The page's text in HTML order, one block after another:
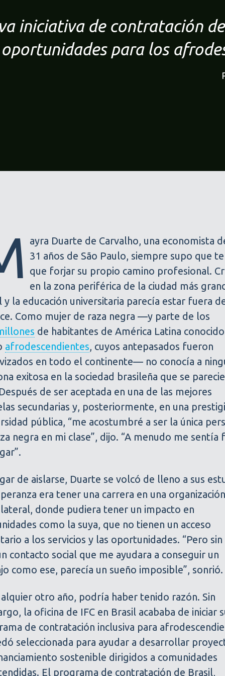
iniciativa de contratación
para los
ayra Duarte de Carvalho, una economista
31 años de São Paulo, siempre supo que
que forjar su propio camino profesional.
en la zona periférica de la ciudad más
y la educación universitaria parecía estar fuera
Como mujer de raza negra —y parte de los
de habitantes de América Latina
afrodescendientes, cuyos antepasados fueron
en todo el continente— no conocía a
exitosa en la sociedad brasileña que se
de ser aceptada en una de las mejores
secundarias y, posteriormente, en una
pública, “me acostumbré a ser la única
negra en mi clase”, dijo. “A menudo me sentía
de aislarse, Duarte se volcó de lleno a sus
era tener una carrera en una organización
donde pudiera tener un impacto en
como la suya, que no tienen un acceso
a los servicios y las oportunidades. “Pero sin
contacto social que me ayudara a conseguir un
como ese, parecía un sueño imposible”, sonrió.
otro año, podría haber tenido razón. Sin
la oficina de IFC en Brasil acababa de iniciar
de contratación inclusiva para
seleccionada para ayudar a desarrollar
sostenible dirigidos a comunidades
El programa de contratación de Brasil,